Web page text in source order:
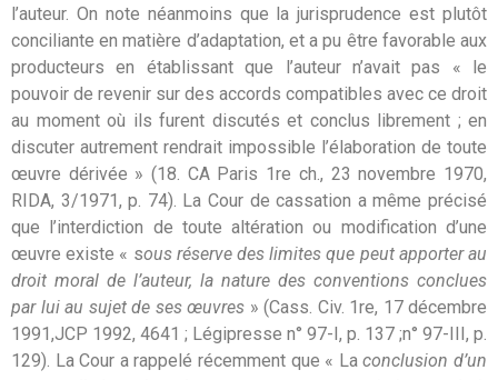
l’auteur. On note néanmoins que la jurisprudence est plutôt
conciliante en matière d’adaptation, et a pu être favorable aux
producteurs en établissant que l’auteur n’avait pas « le
pouvoir de revenir sur des accords compatibles avec ce droit
au moment où ils furent discutés et conclus librement ; en
discuter autrement rendrait impossible l’élaboration de toute
œuvre dérivée » (18. CA Paris 1re ch., 23 novembre 1970,
RIDA, 3/1971, p. 74). La Cour de cassation a même précisé
que l’interdiction de toute altération ou modification d’une
œuvre existe « sous réserve des limites que peut apporter au
droit moral de l’auteur, la nature des conventions conclues
par lui au sujet de ses œuvres » (Cass. Civ. 1re, 17 décembre
1991,JCP 1992, 4641 ; Légipresse n° 97-I, p. 137 ;n° 97-III, p.
129). La Cour a rappelé récemment que « Laconclusion d’un